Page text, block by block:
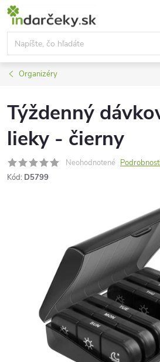
Prejsť
obsah
Organizéry
Týždenný
lieky - čierny
Neohodnotené
Kód: D5799